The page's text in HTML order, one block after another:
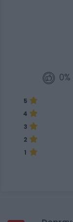
5
4
3
2
1